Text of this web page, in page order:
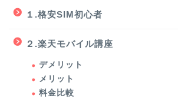
１.格安SIM初心者
２.楽天モバイル講座
デメリット
メリット
料金比較